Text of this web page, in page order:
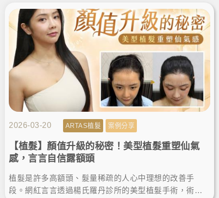
髮量與自信。
2026-03-20 ARTAS植髮 案例分享
【植髮】顏值升級的秘密！美型植髮重塑仙氣
感，言言自信露額頭
植髮是許多高額頭、髮量稀疏的人心中理想的改善手
段。網紅言言透過楊氏羅丹診所的美型植髮手術，術後